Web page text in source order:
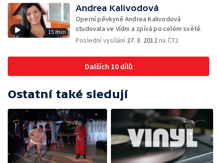
15 min
Andrea Kalivodová
Operní pěvkyně Andrea Kalivodová
studovala ve Vídni a zpívá po celém světě.
Poslední vysílání 27. 3. 2012na ČT2
Dalších 10 dílů
Ostatní také sledují